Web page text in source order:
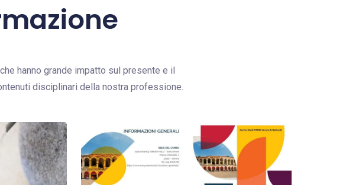
hanno grande impatto sul presente e il
disciplinari della nostra professione.